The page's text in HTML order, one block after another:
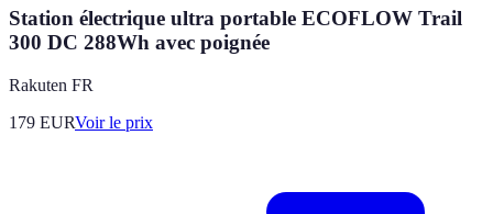
Station électrique ultra portable ECOFLOW Trail
300 DC 288Wh avec poignée
Rakuten FR
179 EURVoir le prix